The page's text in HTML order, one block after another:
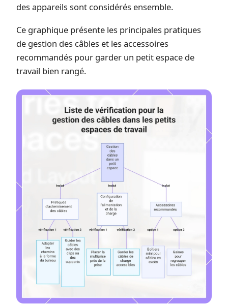
des appareils sont considérés ensemble.
Ce graphique présente les principales pratiques
de gestion des câbles et les accessoires
recommandés pour garder un petit espace de
travail bien rangé.